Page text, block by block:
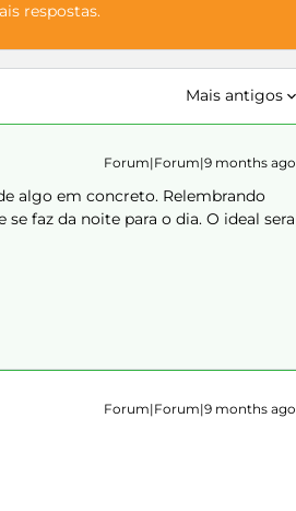
respostas.
Mais antigos
Forum|Forum|9 months ago
algo em concreto. Relembrando
faz da noite para o dia. O ideal sera
Forum|Forum|9 months ago